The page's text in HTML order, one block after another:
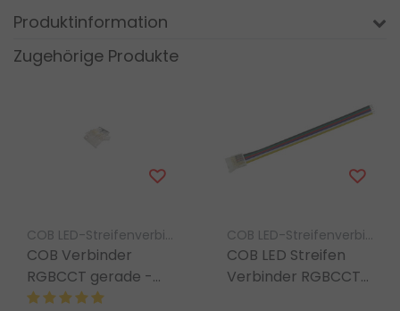
Produktinformation
Zugehörige Produkte
COB LED-Streifenverbinder Luksus
COB Verbinder
RGBCCT gerade -
lötfreie LED Streifen
COB LED-Streifenverbinder Luksus
COB LED Streifen
Verbinder RGBCCT